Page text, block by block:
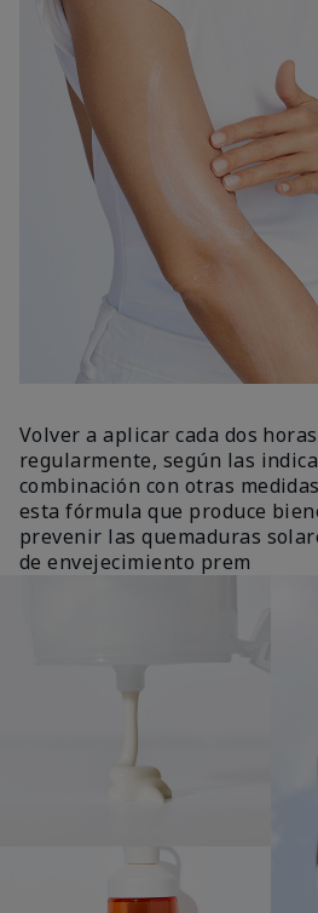
Volver a aplicar cada dos
regularmente, según las
combinación con otras
esta fórmula que produce
prevenir las quemaduras
de envejecimiento prem